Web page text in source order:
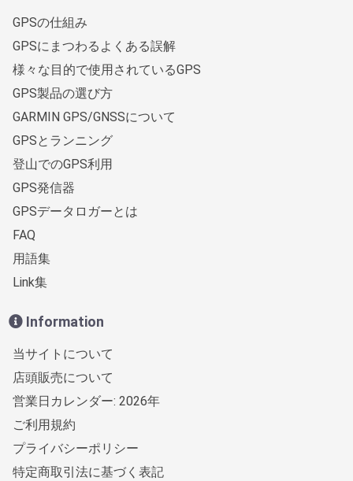
GPSの仕組み
GPSにまつわるよくある誤解
様々な目的で使用されているGPS
GPS製品の選び方
GARMIN GPS/GNSSについて
GPSとランニング
登山でのGPS利用
GPS発信器
GPSデータロガーとは
FAQ
用語集
Link集
Information
当サイトについて
店頭販売について
営業日カレンダー: 2026年
ご利用規約
プライバシーポリシー
特定商取引法に基づく表記